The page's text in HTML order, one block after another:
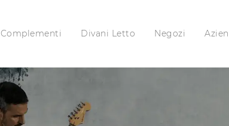
Complementi Divani Letto Negozi